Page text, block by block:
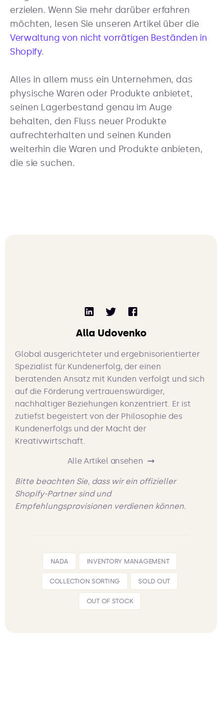
erzielen. Wenn Sie mehr darüber erfahren
möchten, lesen Sie unseren Artikel über die
Verwaltung von nicht vorrätigen Beständen in
Shopify.
Alles in allem muss ein Unternehmen, das
physische Waren oder Produkte anbietet,
seinen Lagerbestand genau im Auge
behalten, den Fluss neuer Produkte
aufrechterhalten und seinen Kunden
weiterhin die Waren und Produkte anbieten,
die sie suchen.
Alla Udovenko
Global ausgerichteter und ergebnisorientierter
Spezialist für Kundenerfolg, der einen
beratenden Ansatz mit Kunden verfolgt und sich
auf die Förderung vertrauenswürdiger,
nachhaltiger Beziehungen konzentriert. Er ist
zutiefst begeistert von der Philosophie des
Kundenerfolgs und der Macht der
Kreativwirtschaft.
Alle Artikel ansehen
Bitte beachten Sie, dass wir ein offizieller
Shopify-Partner sind und
Empfehlungsprovisionen verdienen können.
NADA INVENTORY MANAGEMENT
COLLECTION SORTING SOLD OUT
OUT OF STOCK